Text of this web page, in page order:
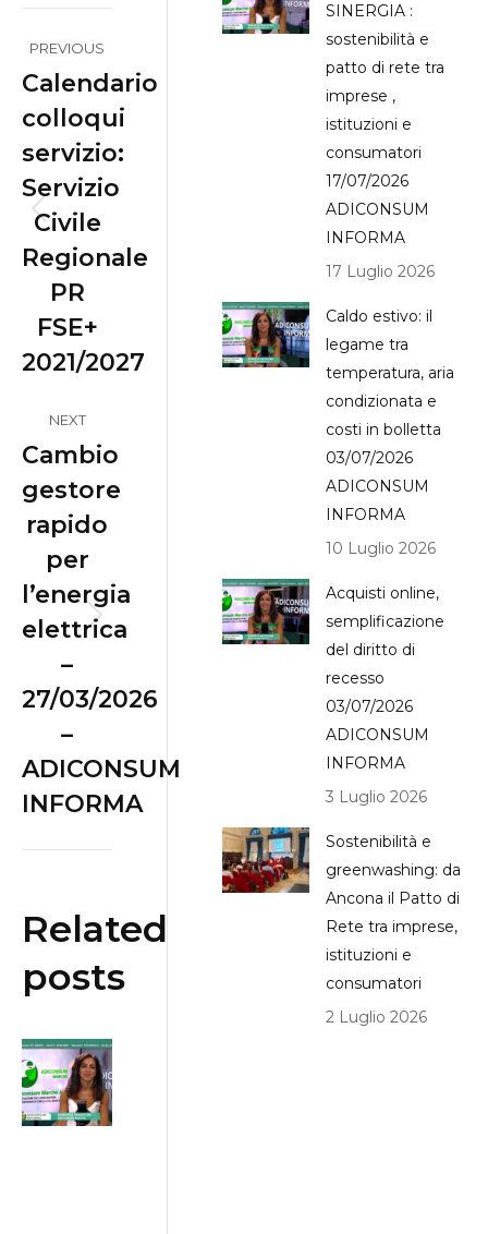
navigation
PREVIOUS
Previous
post:
Calendario
colloqui
servizio:
Servizio
Civile
Regionale
PR
FSE+
2021/2027
NEXT
Next
post:
Cambio
gestore
rapido
per
l’energia
elettrica
–
27/03/2026
–
ADICONSUM
INFORMA
Related
posts
SINERGIA :
sostenibilità e
patto di rete tra
imprese ,
istituzioni e
consumatori
17/07/2026
ADICONSUM
INFORMA
17 Luglio 2026
Caldo estivo: il
legame tra
temperatura, aria
condizionata e
costi in bolletta
03/07/2026
ADICONSUM
INFORMA
10 Luglio 2026
Acquisti online,
semplificazione
del diritto di
recesso
03/07/2026
ADICONSUM
INFORMA
3 Luglio 2026
Sostenibilità e
greenwashing: da
Ancona il Patto di
Rete tra imprese,
istituzioni e
consumatori
2 Luglio 2026